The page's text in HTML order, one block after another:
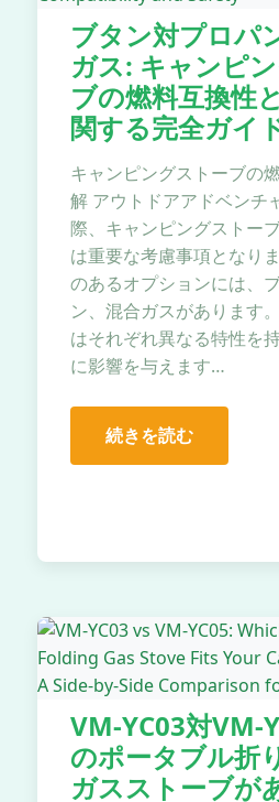
ブタン対プロパ
ガス: キャンピ
ブの燃料互換性
関する完全ガイ
キャンピングストーブの
解 アウトドアアドベンチ
際、キャンピングストー
は重要な考慮事項となり
のあるオプションには、
ン、混合ガスがあります
はそれぞれ異なる特性を
に影響を与えます…
続きを読む
VM-YC03対VM-
のポータブル折
ガスストーブが